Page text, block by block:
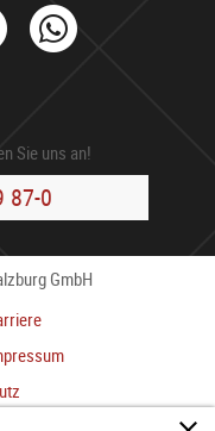
Instagram
Sie uns an!
87-0
GmbH